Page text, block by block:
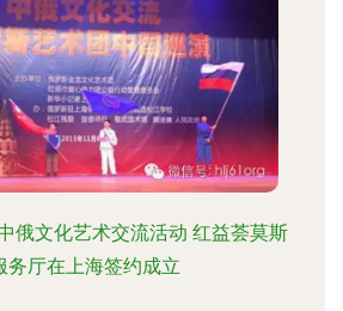
俄文化艺术交流活动 红益荟莫斯
务厅在上海签约成立